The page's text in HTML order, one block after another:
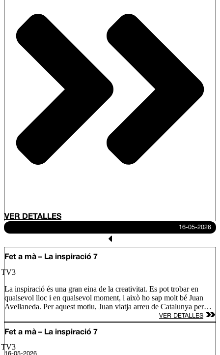
VER DETALLES
16-05-2026
Fet a mà – La inspiració 7
TV3
La inspiració és una gran eina de la creativitat. Es pot trobar en
qualsevol lloc i en qualsevol moment, i això ho sap molt bé Juan
Avellaneda. Per aquest motiu, Juan viatja arreu de Catalunya per
conèixer les fonts d’inspiració de tres nous artesans i descobrim com
s’inspira Lily Brick, una artista d’alçada amb murals arreu del món;
Ramón Monegal, un perfumista que defensa que l’olor és
únique.
VER DETALLES
Fet a mà – La inspiració 7
TV3
16-05-2026